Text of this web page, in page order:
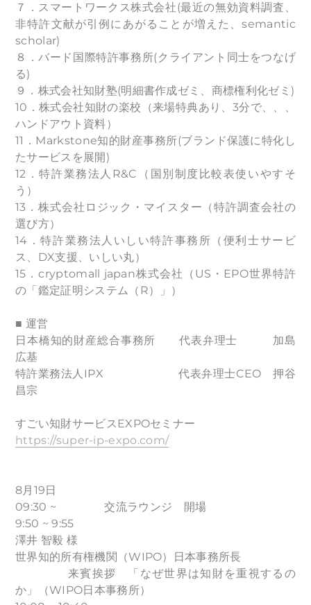
７．スマートワークス株式会社(最近の無効資料調査、
非特許文献が引例にあがることが増えた、semantic
scholar)
８．バード国際特許事務所(クライアント同士をつなげ
る)
９．株式会社知財塾(明細書作成ゼミ、商標権利化ゼミ)
10．株式会社知財の楽校（来場特典あり、3分で、、、
ハンドアウト資料）
11．Markstone知的財産事務所(ブランド保護に特化し
たサービスを展開)
12．特許業務法人R&C（国別制度比較表使いやすそ
う）
13．株式会社ロジック・マイスター（特許調査会社の
選び方）
14．特許業務法人いしい特許事務所（便利士サービ
ス、DX支援、いしい丸）
15．cryptomall japan株式会社（US・EPO世界特許
の「鑑定証明システム（R）」）
■ 運営
日本橋知的財産総合事務所 代表弁理士 加島
広基
特許業務法人IPX 代表弁理士CEO 押谷
昌宗
すごい知財サービスEXPOセミナー
https://super-ip-expo.com/
8月19日
09:30 ~ 交流ラウンジ 開場
9:50 ~ 9:55
澤井 智毅 様
世界知的所有権機関（WIPO）日本事務所長
来賓挨拶 「なぜ世界は知財を重視するの
か」（WIPO日本事務所）